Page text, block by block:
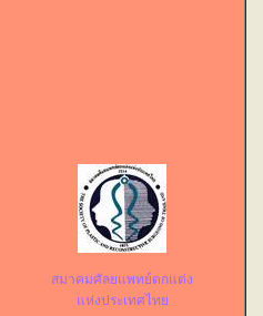
สมาคมศัลยแพทย์ตกแต่ง
แห่งประเทศไทย